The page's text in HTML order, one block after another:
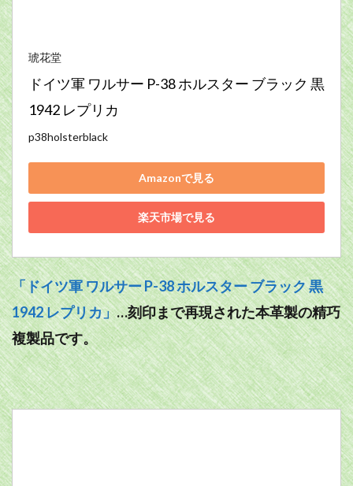
琥花堂
ドイツ軍 ワルサー P-38 ホルスター ブラック 黒
1942 レプリカ
p38holsterblack
Amazonで見る
楽天市場で見る
「ドイツ軍 ワルサー P-38 ホルスター ブラック 黒
1942 レプリカ」…刻印まで再現された本革製の精巧
複製品です。